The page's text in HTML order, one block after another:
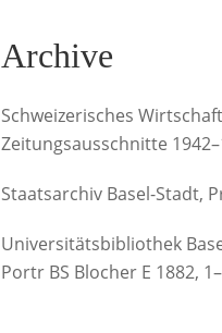
Archive
Schweizerisches
Zeitungsausschnitte
Staatsarchiv Basel-Stadt,
Universitätsbibliothek
Portr BS Blocher E 1882,